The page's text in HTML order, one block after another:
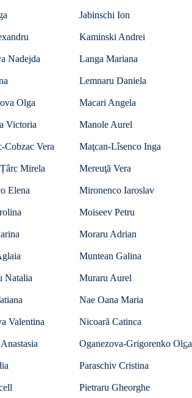
Jabinschi Ion
Kaminski Andrei
Nadejda Langa Mariana
Lemnaru Daniela
Olga Macari Angela
Victoria Manole Aurel
Cobzac Vera Maţcan-Lîsenco Inga
Mirela Mereuţă Vera
Elena Mironenco Iaroslav
Moiseev Petru
Moraru Adrian
Muntean Galina
Natalia Muraru Aurel
Nae Oana Maria
Valentina Nicoară Catinca
Oganezova-Grigorenko Olga
Paraschiv Cristina
Pietraru Gheorghe